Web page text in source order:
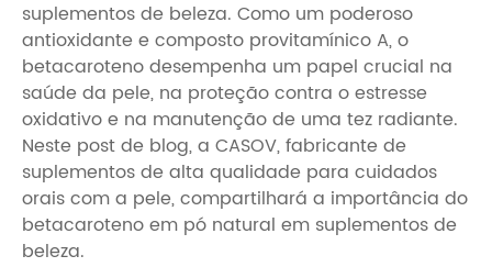
suplementos de beleza. Como um poderoso
antioxidante e composto provitamínico A, o
betacaroteno desempenha um papel crucial na
saúde da pele, na proteção contra o estresse
oxidativo e na manutenção de uma tez radiante.
Neste post de blog, a CASOV, fabricante de
suplementos de alta qualidade para cuidados
orais com a pele, compartilhará a importância do
betacaroteno em pó natural em suplementos de
beleza.